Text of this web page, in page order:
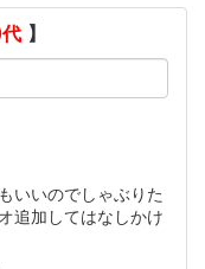
】
いいのでしゃぶりた
追加してはなしかけ